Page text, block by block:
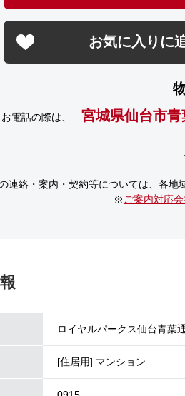
お気に入りに
お電話の際は、 宮城県仙台市
連絡・案内・契約等については、 各地
※ ご案内対応
ロイヤルパークス仙台青葉
[住居用] マンション